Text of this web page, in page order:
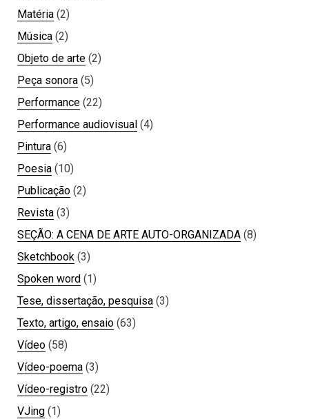
Matéria (2)
Música (2)
Objeto de arte (2)
Peça sonora (5)
Performance (22)
Performance audiovisual (4)
Pintura (6)
Poesia (10)
Publicação (2)
Revista (3)
SEÇÃO: A CENA DE ARTE AUTO-ORGANIZADA (8)
Sketchbook (3)
Spoken word (1)
Tese, dissertação, pesquisa (3)
Texto, artigo, ensaio (63)
Vídeo (58)
Vídeo-poema (3)
Vídeo-registro (22)
VJing (1)